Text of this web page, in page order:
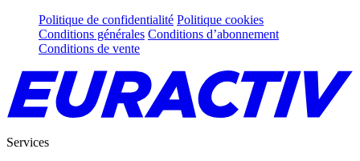
Politique de confidentialité Politique cookies
Conditions générales Conditions d’abonnement
Conditions de vente
Services